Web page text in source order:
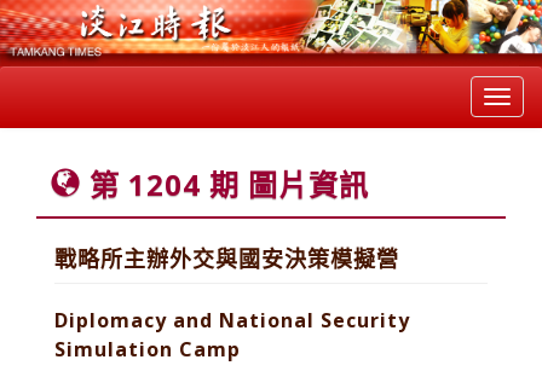
第 1204 期 圖片資訊
戰略所主辦外交與國安決策模擬營
Diplomacy and National Security
Simulation Camp